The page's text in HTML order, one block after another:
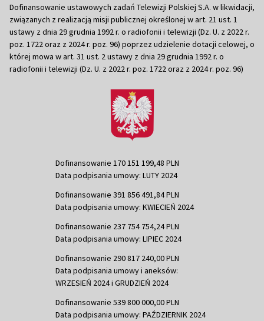
Dofinansowanie ustawowych zadań Telewizji Polskiej S.A. w likwidacji,
związanych z realizacją misji publicznej określonej w art. 21 ust. 1
ustawy z dnia 29 grudnia 1992 r. o radiofonii i telewizji (Dz. U. z 2022 r.
poz. 1722 oraz z 2024 r. poz. 96) poprzez udzielenie dotacji celowej, o
której mowa w art. 31 ust. 2 ustawy z dnia 29 grudnia 1992 r. o
radiofonii i telewizji (Dz. U. z 2022 r. poz. 1722 oraz z 2024 r. poz. 96)
Dofinansowanie 170 151 199,48 PLN
Data podpisania umowy: LUTY 2024
Dofinansowanie 391 856 491,84 PLN
Data podpisania umowy: KWIECIEŃ 2024
Dofinansowanie 237 754 754,24 PLN
Data podpisania umowy: LIPIEC 2024
Dofinansowanie 290 817 240,00 PLN
Data podpisania umowy i aneksów:
WRZESIEŃ 2024 i GRUDZIEŃ 2024
Dofinansowanie 539 800 000,00 PLN
Data podpisania umowy: PAŹDZIERNIK 2024